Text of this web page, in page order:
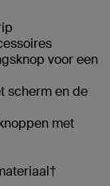
voor een
scherm en de
met